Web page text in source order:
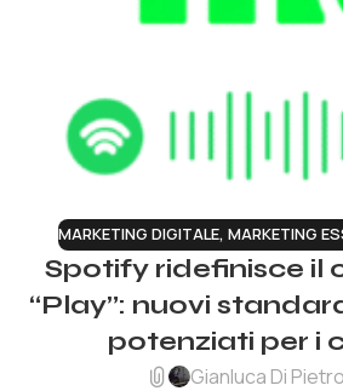
MARKETING DIGITALE, MARKETING
Spotify ridefinisce il
“Play”: nuovi
potenziati per i
Gianluca Di Pietro